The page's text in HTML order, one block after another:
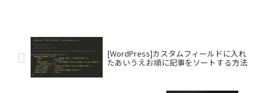
[WordPress]カスタムフィールドに入れ
たあいうえお順に記事をソートする方法